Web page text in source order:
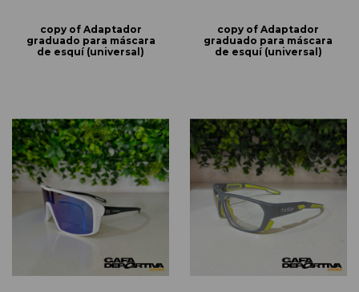
copy of Adaptador
graduado para máscara
de esquí (universal)
copy of Adaptador
graduado para máscara
de esquí (universal)